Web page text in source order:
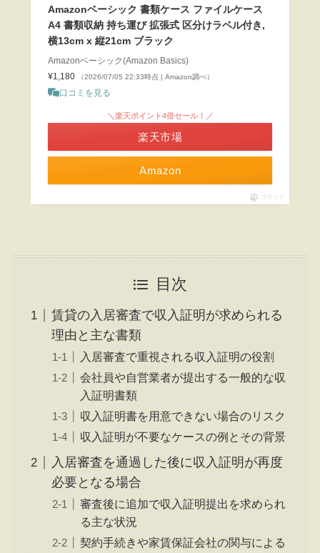
Amazonベーシック 書類ケース ファイルケース
A4 書類収納 持ち運び 拡張式 区分けラベル付き,
横13cm x 縦21cm ブラック
Amazonベーシック(Amazon Basics)
¥1,180
（2026/07/05 22:33時点 | Amazon調べ）
口コミを見る
Amazon
＼楽天ポイント4倍セール！／
楽天市場
ポチップ
目次
賃貸の入居審査で収入証明が求められる
理由と主な書類
入居審査で重視される収入証明の役割
会社員や自営業者が提出する一般的な収
入証明書類
収入証明書を用意できない場合のリスク
収入証明が不要なケースの例とその背景
入居審査を通過した後に収入証明が再度
必要となる場合
審査後に追加で収入証明提出を求められ
る主な状況
契約手続きや家賃保証会社の関与による